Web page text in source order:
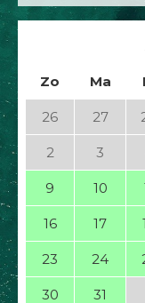
Zo Ma
26 27
2 3
9 10
16 17
23 24
30 31